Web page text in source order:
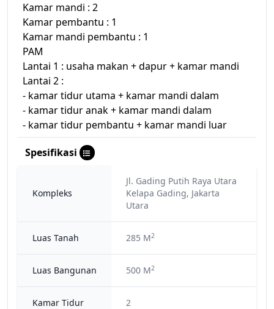
Kamar mandi : 2
Kamar pembantu : 1
Kamar mandi pembantu : 1
PAM
Lantai 1 : usaha makan + dapur + kamar mandi
Lantai 2 :
- kamar tidur utama + kamar mandi dalam
- kamar tidur anak + kamar mandi dalam
- kamar tidur pembantu + kamar mandi luar
Spesifikasi
Kompleks
Jl. Gading Putih Raya Utara
Kelapa Gading, Jakarta
Utara
Luas Tanah 285 M2
Luas Bangunan 500 M2
Kamar Tidur 2